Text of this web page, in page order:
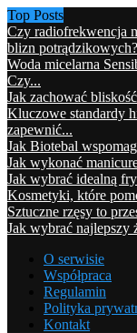
Top Posts
Czy radiofrekwencja
blizn potrądzikowych?
Woda micelarna
Czy...
Jak zachować
Kluczowe standardy
zapewnić...
Jak Biotebal
Jak wykonać
Jak wybrać idealną
Kosmetyki, które
Sztuczne rzęsy to
Jak wybrać najlepszy
O serwisie
Współpraca
Regulamin
Polityka
Kontakt